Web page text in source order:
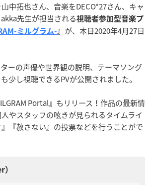
中拓也さん、音楽をDECO*27さん、キャ
先生が担当される視聴者参加型音楽プ
ミルグラム- 』 が、本日2020年4月27日
ーの声優や世界観の説明、テーマソング
少し視聴できるPVが公開されました。
Portal』もリリース！作品の最新情
やスタッフの呟きが見られるタイムライ
『赦さない』の投票などを行うことがで